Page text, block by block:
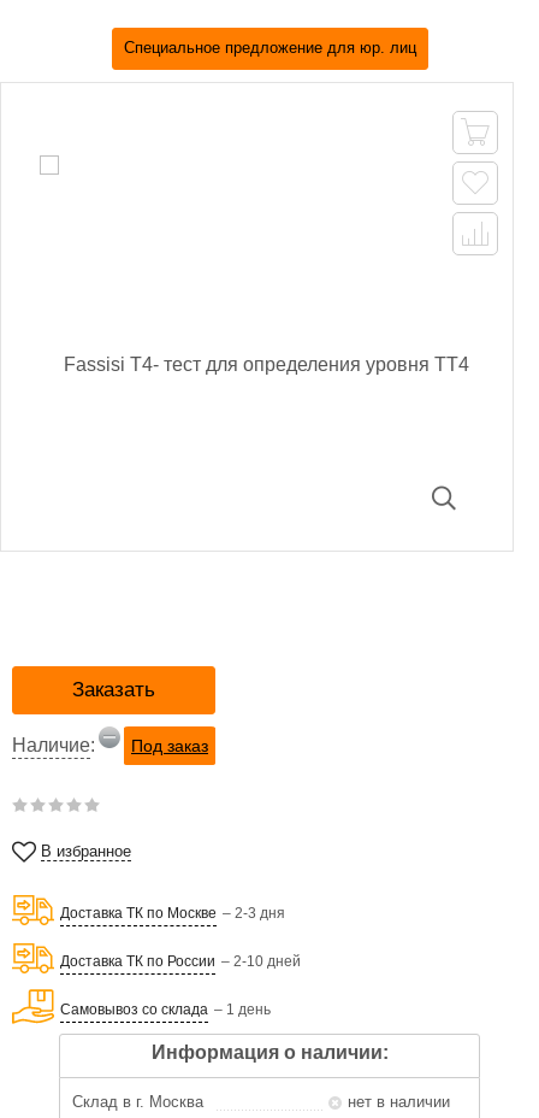
Специальное предложение для юр. лиц



Заказать
Наличие: Под заказ
В избранное
Доставка ТК по Москве – 2-3 дня
Доставка ТК по России – 2-10 дней
Самовывоз со склада – 1 день
Информация о наличии:
Склад в г. Москва
нет в наличии